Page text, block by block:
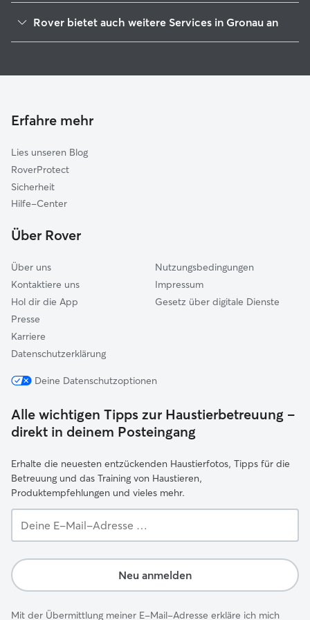
Duingen
Salzhemmendorf
Sibbesse
Giesen
Delligsen
Bad Salzdetfurth
Rover bietet auch weitere Services in Gronau an
Gassi-Service in Gronau
Erfahre mehr
Lies unseren Blog
RoverProtect
Sicherheit
Hilfe-Center
Über Rover
Über uns
Kontaktiere uns
Hol dir die App
Presse
Karriere
Datenschutzerklärung
Nutzungsbedingungen
Impressum
Gesetz über digitale Dienste
Deine Datenschutzoptionen
Alle wichtigen Tipps zur Haustierbetreuung –
direkt in deinem Posteingang
Erhalte die neuesten entzückenden Haustierfotos, Tipps für die
Betreuung und das Training von Haustieren,
Produktempfehlungen und vieles mehr.
E-
Adresse …
Neu anmelden
Mit der Übermittlung meiner E-Mail-Adresse erkläre ich mich